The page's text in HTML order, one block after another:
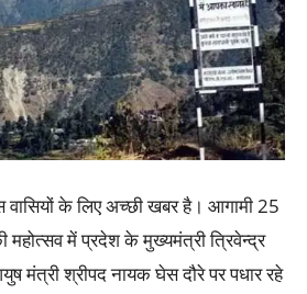
वासियों के लिए अच्छी खबर है। आगामी 25
महोत्सव में प्रदेश के मुख्यमंत्री त्रिवेन्द्र
मंत्री श्रीपद नायक घेस दौरे पर पधार रहे